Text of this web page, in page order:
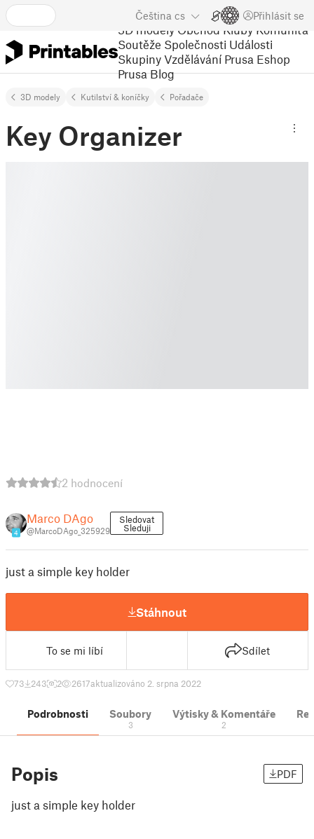
Čeština cs Přihlásit se
3D modely Obchod Kluby Komunita
Soutěže Společnosti Události
Skupiny Vzdělávání Prusa Eshop
Prusa Blog
3D modely Kutilství & koníčky Pořadače
Key Organizer
2 hodnocení
4
Marco DAgo
@MarcoDAgo_325929
Sledovat
Sleduji
just a simple key holder
Stáhnout
To se mi líbí Sdílet
73 243 2 2617aktualizováno 2. srpna 2022
Podrobnosti Soubory
3
Výtisky & Komentáře
2
Popis PDF
just a simple key holder